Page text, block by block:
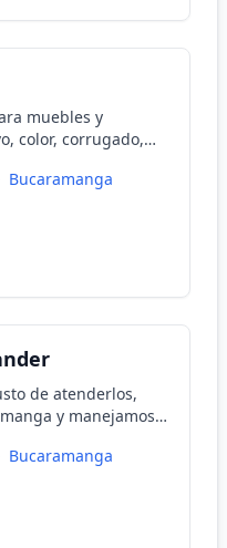
muebles y
color, corrugado,
de Oficina;
Bucaramanga
de atenderlos,
y manejamos
Bucaramanga